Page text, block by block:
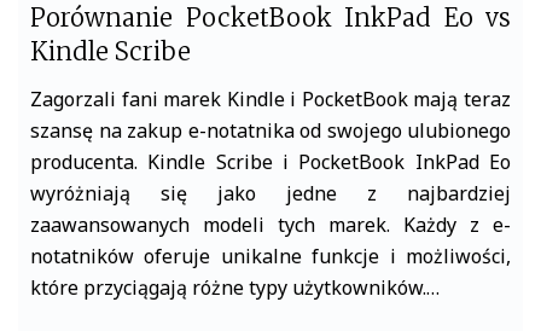
Porównanie PocketBook InkPad Eo vs
Kindle Scribe
Zagorzali fani marek Kindle i PocketBook mają teraz
szansę na zakup e-notatnika od swojego ulubionego
producenta. Kindle Scribe i PocketBook InkPad Eo
wyróżniają się jako jedne z najbardziej
zaawansowanych modeli tych marek. Każdy z e-
notatników oferuje unikalne funkcje i możliwości,
które przyciągają różne typy użytkowników.…